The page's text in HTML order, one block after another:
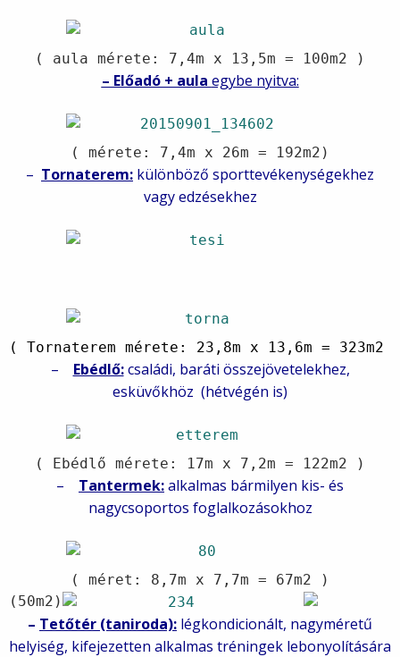
( aula mérete: 7,4m x 13,5m = 100m2 )
– Előadó + aula egybe nyitva:
( mérete: 7,4m x 26m = 192m2)
– Tornaterem: különböző sporttevékenységekhez
vagy edzésekhez
( Tornaterem mérete: 23,8m x 13,6m = 323m2
– Ebédlő:családi, baráti összejövetelekhez,
esküvőkhöz (hétvégén is)
( Ebédlő mérete: 17m x 7,2m = 122m2 )
– Tantermek:alkalmas bármilyen kis- és
nagycsoportos foglalkozásokhoz
( méret: 8,7m x 7,7m = 67m2 )
(50m2)
– Tetőtér (taniroda): légkondicionált, nagyméretű
helyiség, kifejezetten alkalmas tréningek lebonyolítására